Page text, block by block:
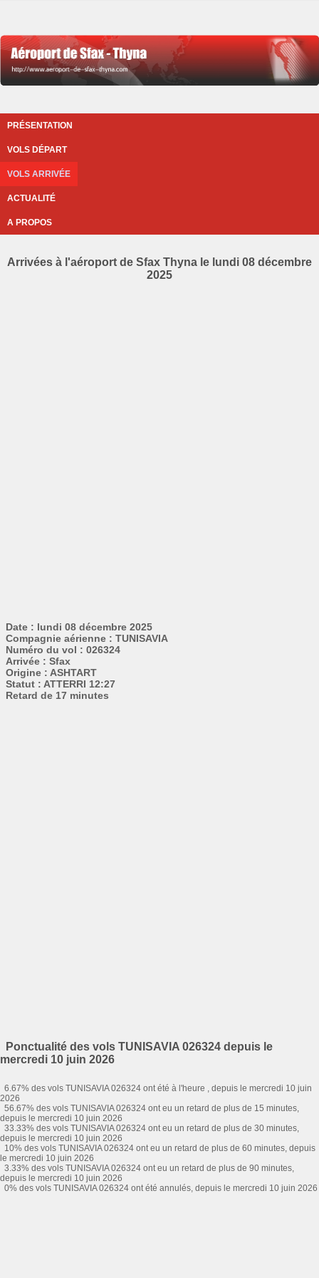
PRÉSENTATION
VOLS DÉPART
VOLS ARRIVÉE
ACTUALITÉ
A PROPOS
Arrivées à l'aéroport de Sfax Thyna le lundi 08 décembre
2025
Date : lundi 08 décembre 2025
Compagnie aérienne : TUNISAVIA
Numéro du vol : 026324
Arrivée : Sfax
Origine : ASHTART
Statut : ATTERRI 12:27
Retard de 17 minutes
Ponctualité des vols TUNISAVIA 026324 depuis le
mercredi 10 juin 2026
6.67% des vols TUNISAVIA 026324 ont été à l'heure , depuis le mercredi 10 juin
2026
56.67% des vols TUNISAVIA 026324 ont eu un retard de plus de 15 minutes,
depuis le mercredi 10 juin 2026
33.33% des vols TUNISAVIA 026324 ont eu un retard de plus de 30 minutes,
depuis le mercredi 10 juin 2026
10% des vols TUNISAVIA 026324 ont eu un retard de plus de 60 minutes, depuis
le mercredi 10 juin 2026
3.33% des vols TUNISAVIA 026324 ont eu un retard de plus de 90 minutes,
depuis le mercredi 10 juin 2026
0% des vols TUNISAVIA 026324 ont été annulés, depuis le mercredi 10 juin 2026